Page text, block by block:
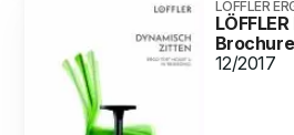
LÖFFLER
12/2017